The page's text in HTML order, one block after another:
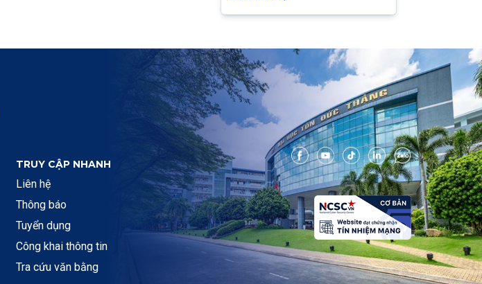
TRUY CẬP NHANH
Liên hệ
Thông báo
Tuyển dụng
Công khai thông tin
Tra cứu văn bằng